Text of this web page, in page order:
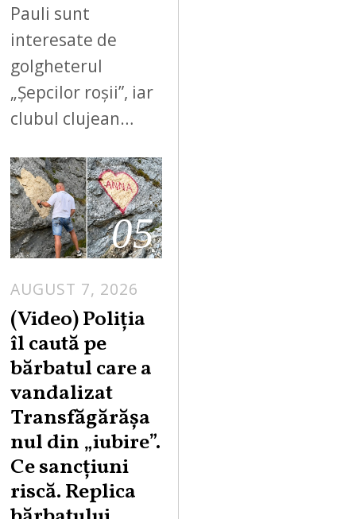
Pauli sunt
interesate de
golgheterul
„Șepcilor roșii”, iar
clubul clujean…
05
AUGUST 7, 2026
U
G
S
7
,
(Video) Poliția
îl caută pe
bărbatul care a
vandalizat
Transfăgărășa
nul din „iubire”.
Ce sancțiuni
riscă. Replica